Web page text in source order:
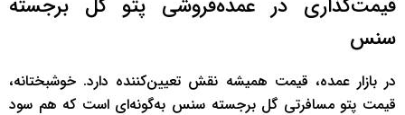
قیمت‌گذاری در عمده‌فروشی پتو گل برجسته
سنس
در بازار عمده، قیمت همیشه نقش تعیین‌کننده دارد. خوشبختانه،
قیمت پتو مسافرتی گل برجسته سنس به‌گونه‌ای است که هم سود